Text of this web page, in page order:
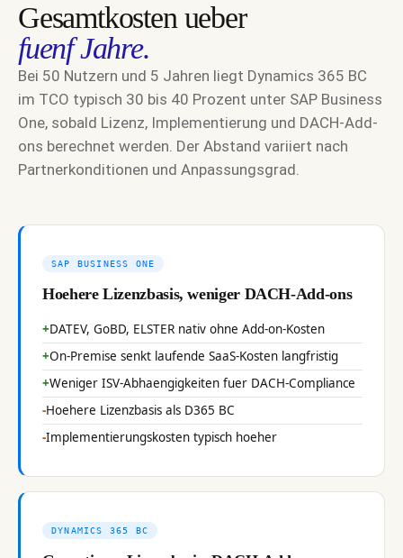
Gesamtkosten ueber
fuenf Jahre.
Bei 50 Nutzern und 5 Jahren liegt Dynamics 365 BC
im TCO typisch 30 bis 40 Prozent unter SAP Business
One, sobald Lizenz, Implementierung und DACH-Add-
ons berechnet werden. Der Abstand variiert nach
Partnerkonditionen und Anpassungsgrad.
SAP BUSINESS ONE
Hoehere Lizenzbasis, weniger DACH-Add-ons
DATEV, GoBD, ELSTER nativ ohne Add-on-Kosten
On-Premise senkt laufende SaaS-Kosten langfristig
Weniger ISV-Abhaengigkeiten fuer DACH-Compliance
Hoehere Lizenzbasis als D365 BC
Implementierungskosten typisch hoeher
DYNAMICS 365 BC